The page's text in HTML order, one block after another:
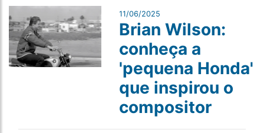
11/06/2025
Brian Wilson:
conheça a
'pequena Honda'
que inspirou o
compositor